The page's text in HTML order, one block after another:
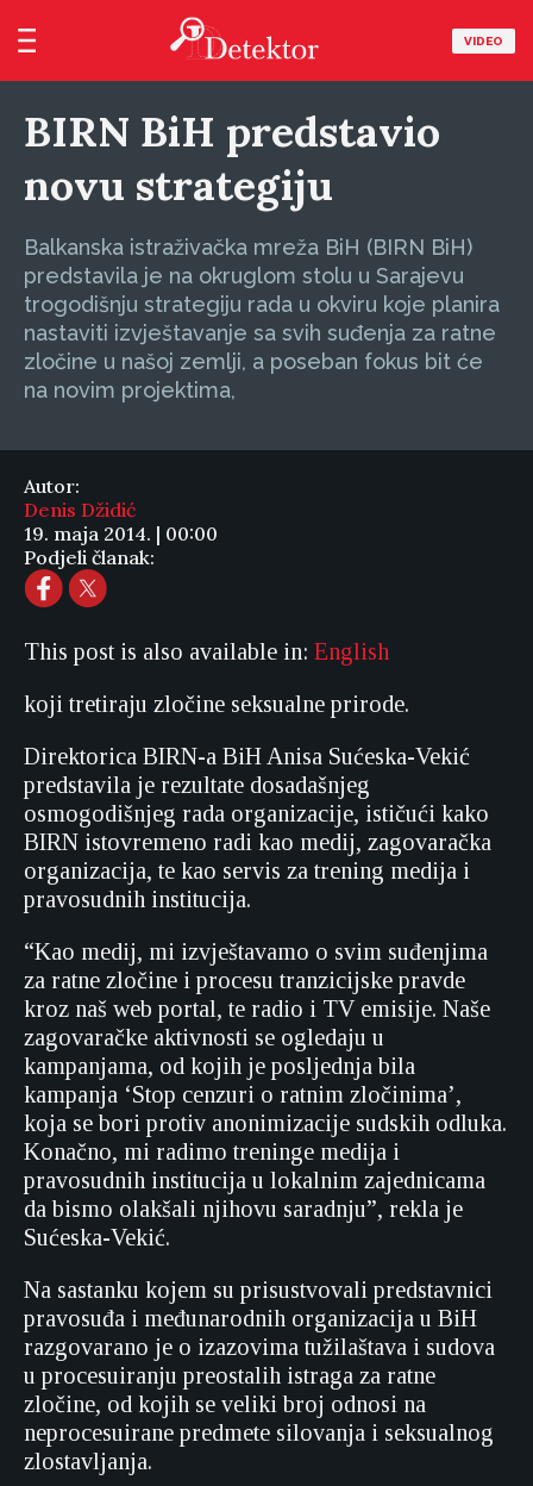
VIDEO
BIRN BiH predstavio
novu strategiju
Balkanska istraživačka mreža BiH (BIRN BiH)
predstavila je na okruglom stolu u Sarajevu
trogodišnju strategiju rada u okviru koje planira
nastaviti izvještavanje sa svih suđenja za ratne
zločine u našoj zemlji, a poseban fokus bit će
na novim projektima,
Autor:
Denis Džidić
19. maja 2014. | 00:00
Podjeli članak:
This post is also available in: English
koji tretiraju zločine seksualne prirode.
Direktorica BIRN-a BiH Anisa Sućeska-Vekić
predstavila je rezultate dosadašnjeg
osmogodišnjeg rada organizacije, ističući kako
BIRN istovremeno radi kao medij, zagovaračka
organizacija, te kao servis za trening medija i
pravosudnih institucija.
“Kao medij, mi izvještavamo o svim suđenjima
za ratne zločine i procesu tranzicijske pravde
kroz naš web portal, te radio i TV emisije. Naše
zagovaračke aktivnosti se ogledaju u
kampanjama, od kojih je posljednja bila
kampanja ‘Stop cenzuri o ratnim zločinima’,
koja se bori protiv anonimizacije sudskih odluka.
Konačno, mi radimo treninge medija i
pravosudnih institucija u lokalnim zajednicama
da bismo olakšali njihovu saradnju”, rekla je
Sućeska-Vekić.
Na sastanku kojem su prisustvovali predstavnici
pravosuđa i međunarodnih organizacija u BiH
razgovarano je o izazovima tužilaštava i sudova
u procesuiranju preostalih istraga za ratne
zločine, od kojih se veliki broj odnosi na
neprocesuirane predmete silovanja i seksualnog
zlostavljanja.